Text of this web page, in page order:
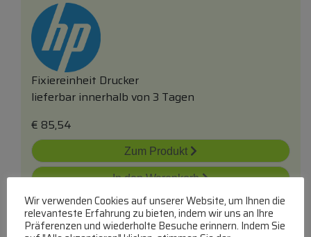
Fixiereinheit Drucker
lieferbar innerhalb von 3 Tagen
€ 85,54
Zum Produkt
In den Warenkorb
Wir verwenden Cookies auf unserer Website, um Ihnen die
relevanteste Erfahrung zu bieten, indem wir uns an Ihre
Präferenzen und wiederholte Besuche erinnern. Indem Sie